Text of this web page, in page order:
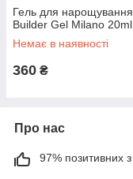
Гель для
Builder Gel Milano
Немає в наявності
360 ₴
Про нас
97% позитивних з